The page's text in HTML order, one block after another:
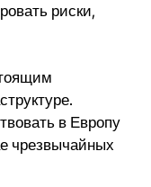
риски,
в Европу
чрезвычайных